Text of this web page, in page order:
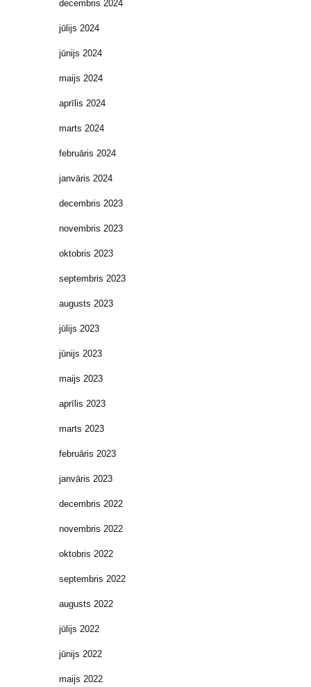
decembris 2024
jūlijs 2024
jūnijs 2024
maijs 2024
aprīlis 2024
marts 2024
februāris 2024
janvāris 2024
decembris 2023
novembris 2023
oktobris 2023
septembris 2023
augusts 2023
jūlijs 2023
jūnijs 2023
maijs 2023
aprīlis 2023
marts 2023
februāris 2023
janvāris 2023
decembris 2022
novembris 2022
oktobris 2022
septembris 2022
augusts 2022
jūlijs 2022
jūnijs 2022
maijs 2022